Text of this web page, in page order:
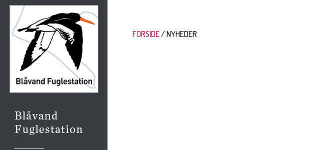
FORSIDE NYHEDER